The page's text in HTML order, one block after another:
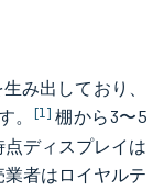
み出しており、
。 [1] 棚から3〜5
ディスプレイは
者はロイヤルテ